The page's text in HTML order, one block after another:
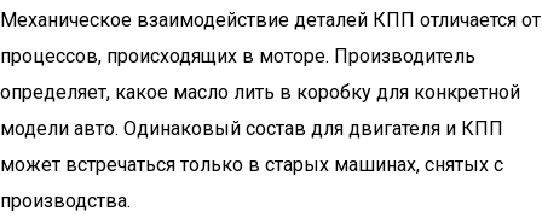
Механическое взаимодействие деталей КПП отличается от
процессов, происходящих в моторе. Производитель
определяет, какое масло лить в коробку для конкретной
модели авто. Одинаковый состав для двигателя и КПП
может встречаться только в старых машинах, снятых с
производства.